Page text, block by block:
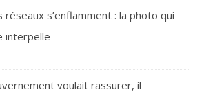
réseaux s’enflamment : la photo qui
interpelle
voulait rassurer, il